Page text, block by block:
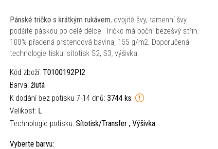
Pánské tričko s krátkým rukávem, dvojité švy, ramenní švy
podšité páskou po celé délce. Tričko má boční bezešvý střih.
100% přadená prstencová bavlna, 155 g/m2. Doporučená
technologie tisku: sítotisk S2, S3, výšivka.
Kód zboží: T0100192PI2
Barva: žlutá
K dodání bez potisku 7-14 dnů: 3744 ks
Velikost: L
Technologie potisku: Sítotisk/Transfer , Výšivka
Vyberte barvu: